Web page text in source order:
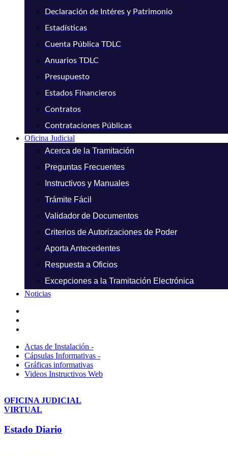
Declaración de Intéres y Patrimonio
Estadísticas
Cuenta Pública TDLC
Anuarios TDLC
Presupuesto
Estados Financieros
Contratos
Contrataciones Públicas
Oficina Judicial
Acerca de la Tramitación
Preguntas Frecuentes
Instructivos y Manuales
Trámite Fácil
Validador de Documentos
Criterios de Autorizaciones de Poder
Aporta Antecedentes
Respuesta a Oficios
Excepciones a la Tramitación Electrónica
Noticias
Actas de Instalación -
Cápsulas Informativas -
Gráficas informativas
Videos Instructivos Web
OFICINA JUDICIAL
VIRTUAL
Estado Diario